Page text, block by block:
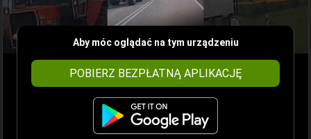
Aby móc oglądać na tym urządzeniu
POBIERZ BEZPŁATNĄ APLIKACJĘ